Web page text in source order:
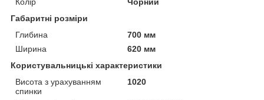
Габаритні розміри
Глибина
700 мм
Ширина
620 мм
Користувальницькі характеристики
Висота з урахуванням
спинки
1020